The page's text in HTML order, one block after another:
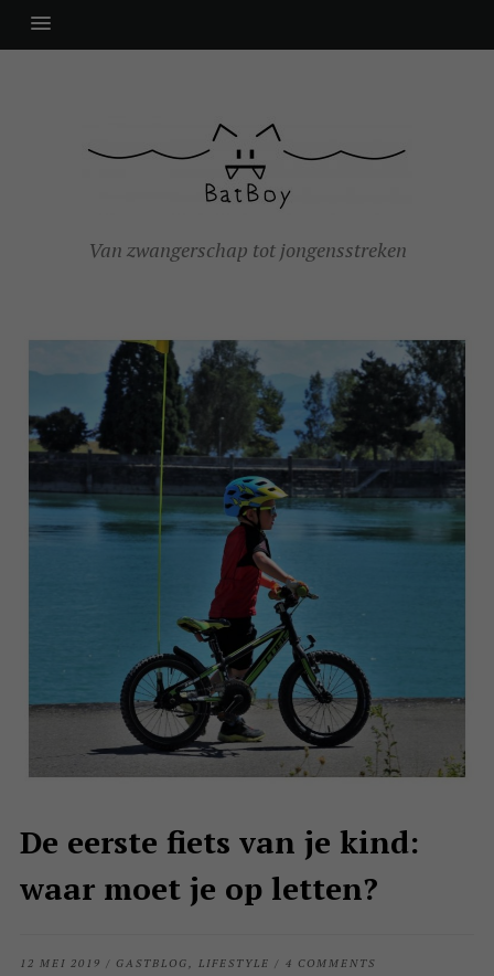
Van zwangerschap tot jongensstreken
De eerste fiets van je kind:
waar moet je op letten?
12 MEI 2019 / GASTBLOG,LIFESTYLE / 4 COMMENTS